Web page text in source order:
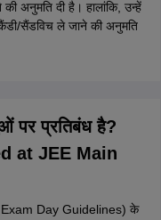
अनुमति दी है। हालांकि, उन्हें
कैंडी/सैंडविच ले जाने की अनुमति
पर प्रतिबंध है?
at JEE Main
Exam Day Guidelines) के